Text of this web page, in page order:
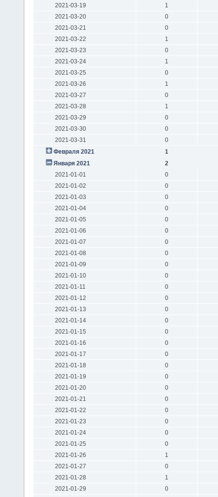
2021-03-19
1
2021-03-20
0
2021-03-21
0
2021-03-22
1
2021-03-23
0
2021-03-24
1
2021-03-25
0
2021-03-26
1
2021-03-27
0
2021-03-28
1
2021-03-29
0
2021-03-30
0
2021-03-31
0
Февраля 2021
1
Января 2021
2
2021-01-01
0
2021-01-02
0
2021-01-03
0
2021-01-04
0
2021-01-05
0
2021-01-06
0
2021-01-07
0
2021-01-08
0
2021-01-09
0
2021-01-10
0
2021-01-11
0
2021-01-12
0
2021-01-13
0
2021-01-14
0
2021-01-15
0
2021-01-16
0
2021-01-17
0
2021-01-18
0
2021-01-19
0
2021-01-20
0
2021-01-21
0
2021-01-22
0
2021-01-23
0
2021-01-24
0
2021-01-25
0
2021-01-26
1
2021-01-27
0
2021-01-28
1
2021-01-29
0